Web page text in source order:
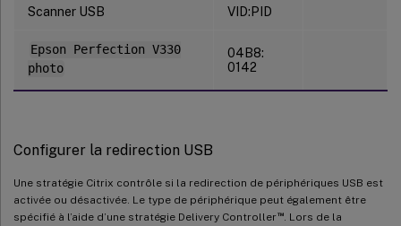
Scanner USB VID:PID
Epson Perfection V330
photo
04B8:
0142
Configurer la redirection USB
Une stratégie Citrix contrôle si la redirection de périphériques USB est
activée ou désactivée. Le type de périphérique peut également être
spécifié à l’aide d’une stratégie Delivery Controller™. Lors de la